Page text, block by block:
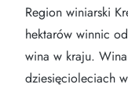
Region winiarski
hektarów winnic
wina w kraju.
dziesięcioleciach